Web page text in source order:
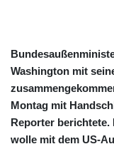
Washington mit
Montag mit
Reporter berichtete.
wolle mit dem US-